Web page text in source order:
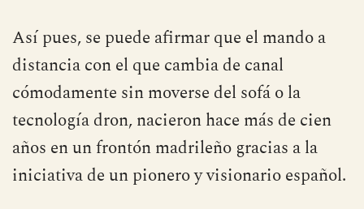
Así pues, se puede afirmar que el mando a
distancia con el que cambia de canal
cómodamente sin moverse del sofá o la
tecnología dron, nacieron hace más de cien
años en un frontón madrileño gracias a la
iniciativa de un pionero y visionario español.